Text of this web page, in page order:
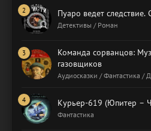
Пуаро ведет следствие.
Детективы / Роман
Команда сорванцов:
газовщиков
Аудиосказки / Фантастика /
Курьер-619 (Юпитер –
Фантастика